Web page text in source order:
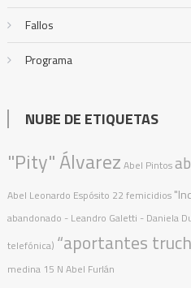
Fallos
Programa
NUBE DE ETIQUETAS
"Pity" Álvarez Abel Pintos
Abel Leonardo Espósito 22 femicidios
abandonado - Leandro Galetti - Daniela
telefónica) “aportantes
medina 15 N Abel Furlán